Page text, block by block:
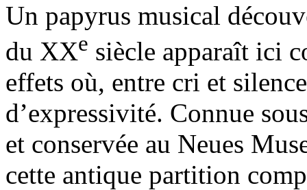
Un papyrus musical
du XXe siècle apparaît ici
effets où, entre cri et
d’expressivité. Connue
et conservée au Neues
cette antique partition